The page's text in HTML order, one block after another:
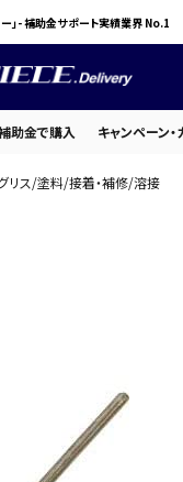
」- 補助金サポート実績業界 No.1
助金で購入 キャンペーン
グリス/塗料/接着・補修/溶接